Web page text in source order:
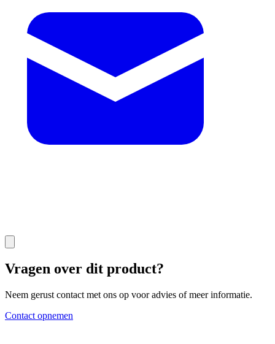
Vragen over dit product?
Neem gerust contact met ons op voor advies of meer informatie.
Contact opnemen